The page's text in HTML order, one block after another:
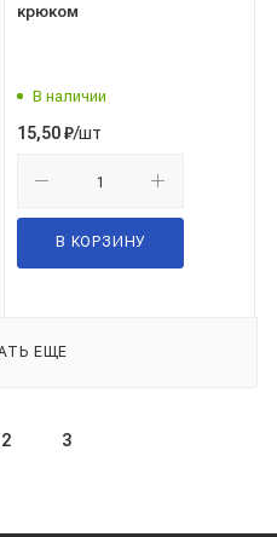
крюком
В наличии
15,50₽/шт
В КОРЗИНУ
ЕЩЕ
2 3